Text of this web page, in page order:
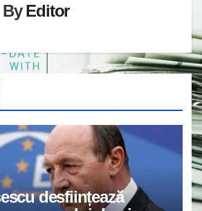
ByEditor
desființează